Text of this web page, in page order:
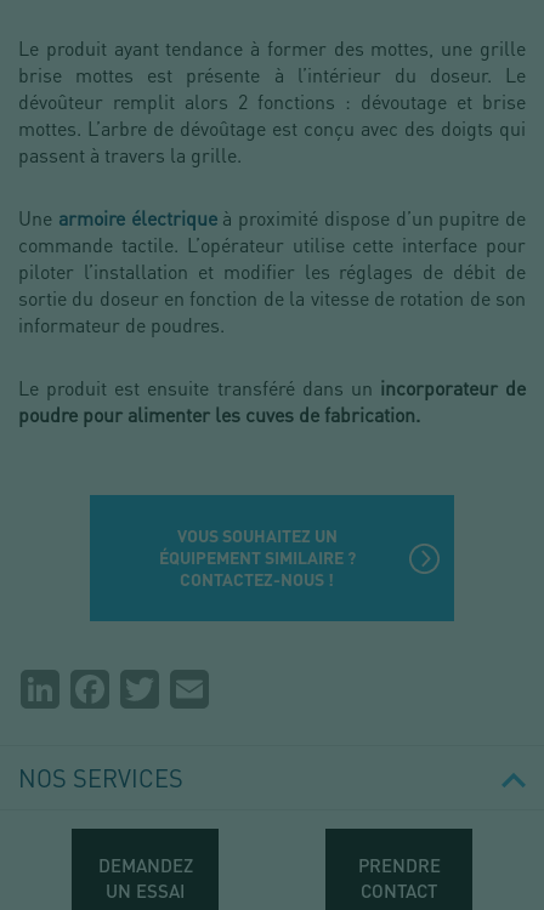
Le produit ayant tendance à former des mottes, une grille
brise mottes est présente à l’intérieur du doseur. Le
dévoûteur remplit alors 2 fonctions : dévoutage et brise
mottes. L’arbre de dévoûtage est conçu avec des doigts qui
passent à travers la grille.
Une armoire électriqueà proximité dispose d’un pupitre de
commande tactile. L’opérateur utilise cette interface pour
piloter l’installation et modifier les réglages de débit de
sortie du doseur en fonction de la vitesse de rotation de son
informateur de poudres.
Le produit est ensuite transféré dans un incorporateur de
poudre pour alimenter les cuves de fabrication.
VOUS SOUHAITEZ UN
ÉQUIPEMENT SIMILAIRE ?
CONTACTEZ-NOUS !
Partager
page
LinkedInFacebookTwitter
NOS SERVICES
DEMANDEZ
UN ESSAI
PRENDRE
CONTACT